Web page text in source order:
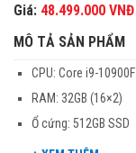
Giá: 48.499.000 VNĐ
MÔ TẢ SẢN PHẨM
CPU: Core i9-10900F
RAM: 32GB (16×2)
Ổ cứng: 512GB SSD